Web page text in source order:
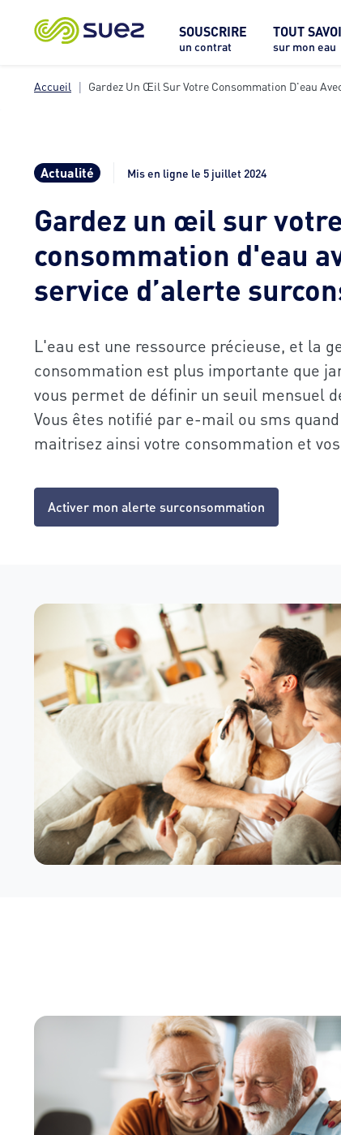
SOUSCRIRE
un contrat
TOUT
sur mon eau
Accueil Gardez Un Œil Sur Votre Consommation D'eau
Actualité Mis en ligne le 5 juillet 2024
Gardez un œil sur votre
consommation d'eau
service d’alerte
L'eau est une ressource précieuse, et la
consommation est plus importante que
vous permet de définir un seuil mensuel
Vous êtes notifié par e-mail ou sms
maitrisez ainsi votre consommation et
Activer mon alerte surconsommation